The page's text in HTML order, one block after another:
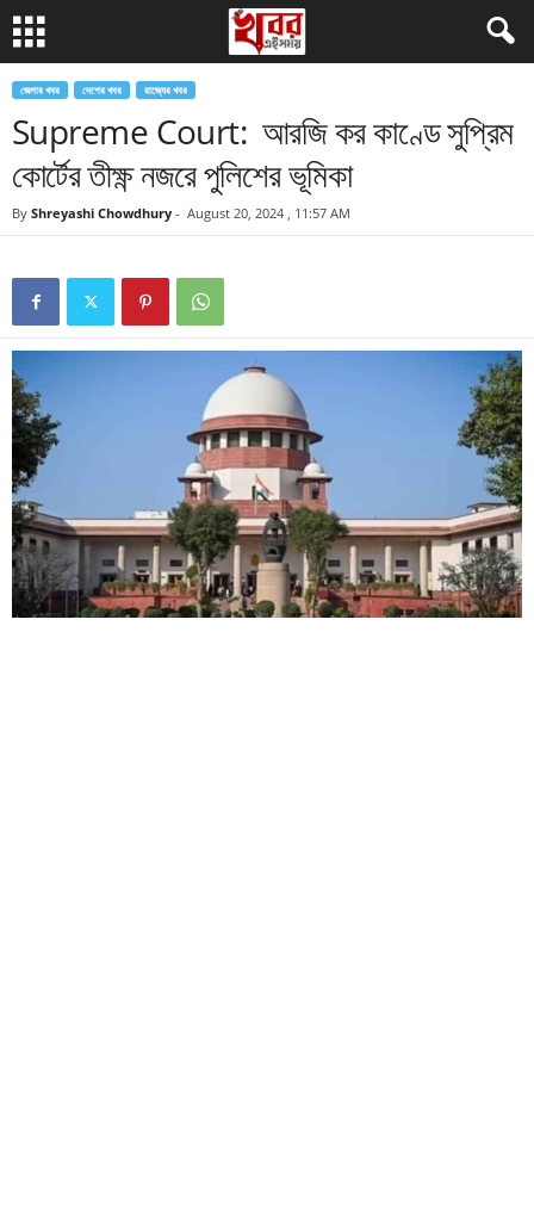
জেলার খবর দেশের খবর রাজ্যের খবর
Supreme Court: আরজি কর কাণ্ডে সুপ্রিম
কোর্টের তীক্ষ্ণ নজরে পুলিশের ভূমিকা
By Shreyashi Chowdhury - August 20, 2024 , 11:57 AM